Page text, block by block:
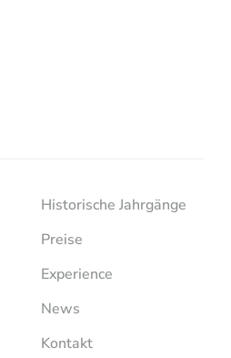
Historische Jahrgänge
Preise
Experience
News
Kontakt